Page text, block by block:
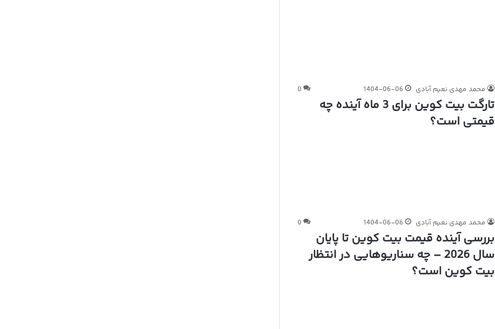
محمد مهدی نعیم آبادی 1404-06-06
0
تارگت بیت کوین برای 3 ماه آینده چه
قیمتی است؟
محمد مهدی نعیم آبادی 1404-06-06
0
بررسی آینده قیمت بیت کوین تا پایان
سال 2026 – چه سناریوهایی در انتظار
بیت کوین است؟